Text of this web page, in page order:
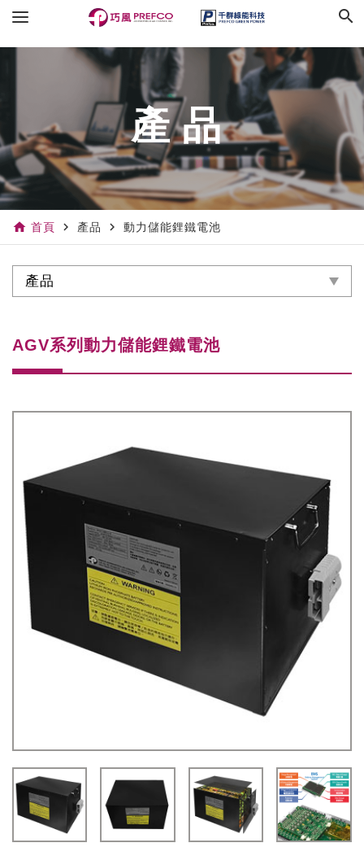
search
產品
home 首頁 navigate_next 產品 navigate_next 動力儲能鋰鐵電池
產品
AGV系列動力儲能鋰鐵電池